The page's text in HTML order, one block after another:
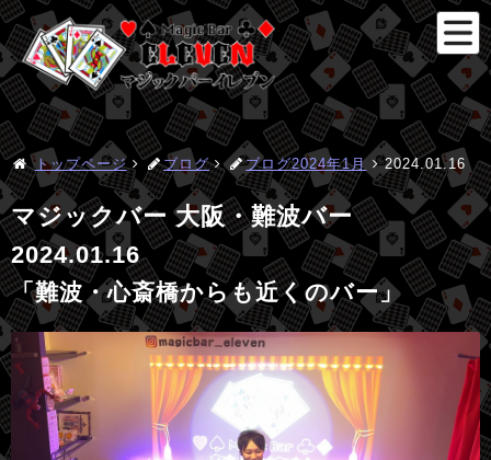
トップページ ブログ ブログ2024年1月 2024.01.16
マジックバー 大阪・難波バー
2024.01.16
「難波・心斎橋からも近くのバー」